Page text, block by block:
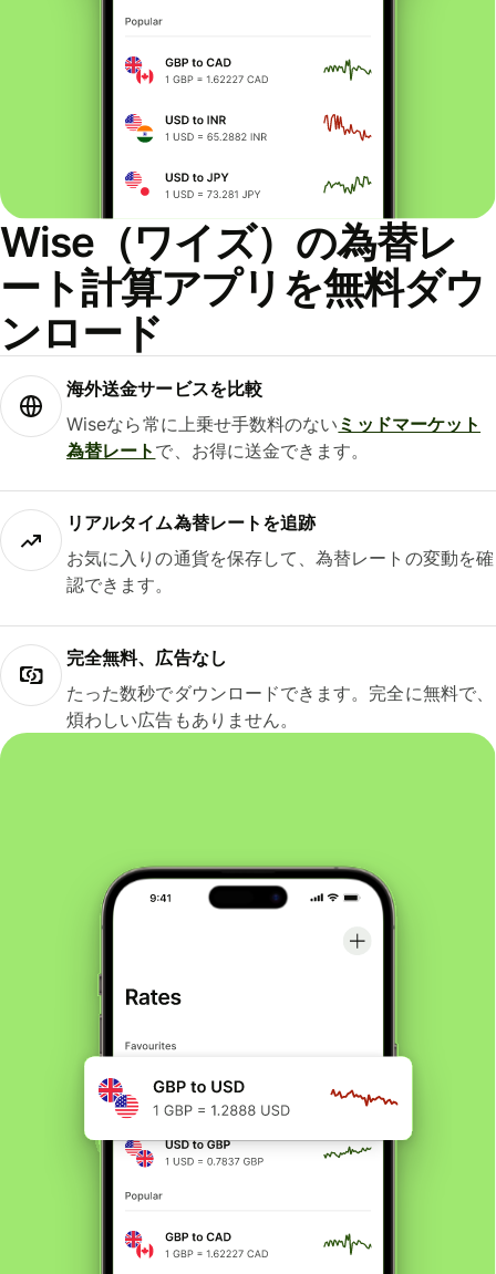
Wise（ワイズ）の為替レ
ート計算アプリを無料ダウ
ンロード
海外送金サービスを比較
Wiseなら常に上乗せ手数料のない ミッドマーケット
為替レート で、お得に送金できます。
リアルタイム為替レートを追跡
お気に入りの通貨を保存して、為替レートの変動を確
認できます。
完全無料、広告なし
たった数秒でダウンロードできます。完全に無料で、
煩わしい広告もありません。